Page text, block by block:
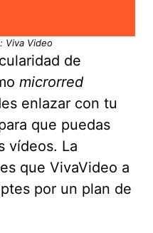
Viva Video
de
microrred
enlazar con tu
que puedas
vídeos. La
que VivaVideo a
por un plan de